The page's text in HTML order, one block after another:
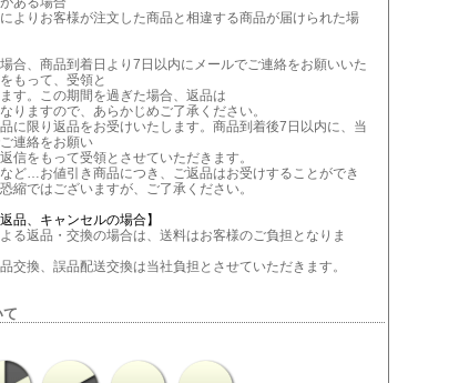
よりお客様が注文した商品と相違する商品が届けられた場
合、商品到着日より7日以内にメールでご連絡をお願いいた
もって、受領と
す。この期間を過ぎた場合、返品は
りますので、あらかじめご了承ください。
に限り返品をお受けいたします。商品到着後7日以内に、当
連絡をお願い
信をもって受領とさせていただきます。
ど…お値引き商品につき、ご返品はお受けすることができ
縮ではございますが、ご了承ください。
品、キャンセルの場合】
る返品・交換の場合は、送料はお客様のご負担となりま
交換、誤品配送交換は当社負担とさせていただきます。